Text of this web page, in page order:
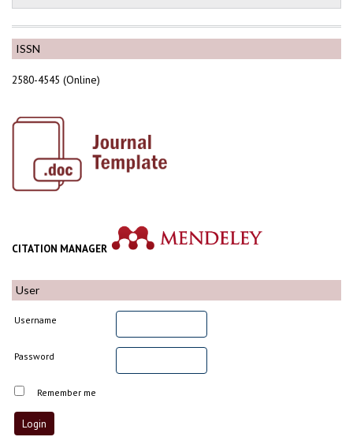
ISSN
2580-4545 (Online)
CITATION MANAGER
User
Username
Password
Remember me